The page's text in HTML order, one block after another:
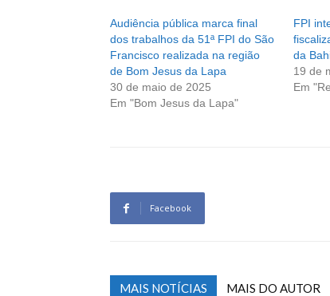
Audiência pública marca final
dos trabalhos da 51ª FPI do São
Francisco realizada na região
de Bom Jesus da Lapa
30 de maio de 2025
Em "Bom Jesus da Lapa"
FPI
da
19 de
Em
Facebook
MAIS NOTÍCIAS MAIS DO AUTOR